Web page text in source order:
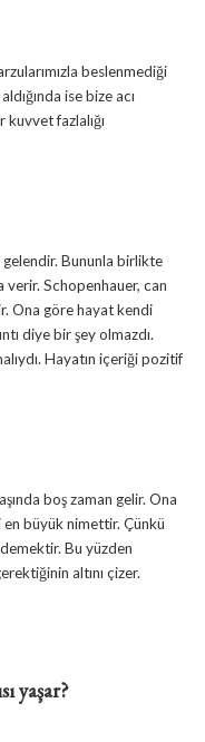
beslenmediği
ise bize acı
fazlalığı
gelendir. Bununla birlikte
verir. Schopenhauer, can
Ona göre hayat kendi
diye bir şey olmazdı.
Hayatın içeriği pozitif
boş zaman gelir. Ona
büyük nimettir. Çünkü
Bu yüzden
altını çizer.
yaşar?